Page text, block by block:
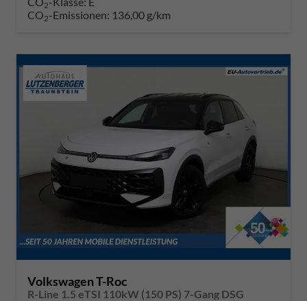
2
CO2-Emissionen: 136,00 g/km
Volkswagen T-Roc
R-Line 1.5 eTSI 110kW (150 PS) 7-Gang DSG